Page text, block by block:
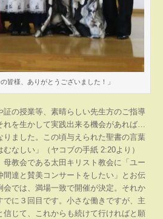
皆様、ありがとうございました！」
証の授業等、素晴らしい先生方のご指導
れを生かして実践出来る機会があれば…
りました。この頃与えられた聖書の言葉
なしい」（ヤコブの手紙 2:20より）
母教会である太田キリスト教会に「ユー
間達と賛美コンサートをしたい」とお伝
会では、満場一致で開催が決定。それか
でに３回目です。小さな働きですが、主
信じて、これからも続けて行ければと願